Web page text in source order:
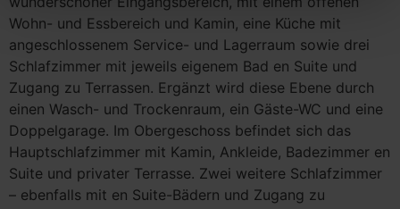
Wohn- und Essbereich und Kamin, eine Küche mit
angeschlossenem Service- und Lagerraum sowie drei
Schlafzimmer mit jeweils eigenem Bad en Suite und
Zugang zu Terrassen. Ergänzt wird diese Ebene durch
einen Wasch- und Trockenraum, ein Gäste-WC und eine
Doppelgarage. Im Obergeschoss befindet sich das
Hauptschlafzimmer mit Kamin, Ankleide, Badezimmer en
Suite und privater Terrasse. Zwei weitere Schlafzimmer
– ebenfalls mit en Suite-Bädern und Zugang zu